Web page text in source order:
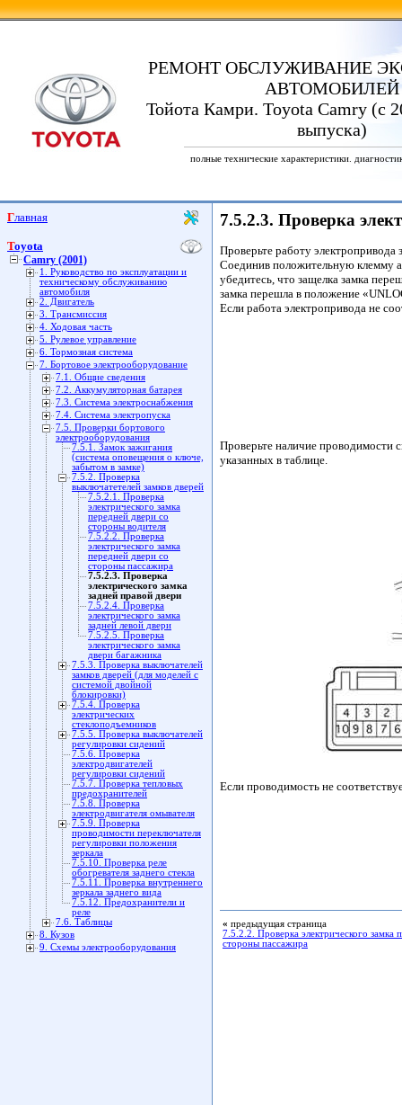
РЕМОНТ ОБСЛУЖИВАНИЕ
АВТОМОБИЛЕЙ
Тойота Камри. Toyota Camry (с
выпуска)
полные технические характеристики.
Главная
Toyota
Camry (2001)
1. Руководство по эксплуатации и
техническому обслуживанию
автомобиля
2. Двигатель
3. Трансмиссия
4. Ходовая часть
5. Рулевое управление
6. Тормозная система
7. Бортовое электрооборудование
7.1. Общие сведения
7.2. Аккумуляторная батарея
7.3. Система электроснабжения
7.4. Система электропуска
7.5. Проверки бортового
электрооборудования
7.5.1. Замок зажигания
(система оповещения о ключе,
забытом в замке)
7.5.2. Проверка
выключатетелей замков дверей
7.5.2.1. Проверка
электрического замка
передней двери со
стороны водителя
7.5.2.2. Проверка
электрического замка
передней двери со
стороны пассажира
7.5.2.3. Проверка
электрического замка
задней правой двери
7.5.2.4. Проверка
электрического замка
задней левой двери
7.5.2.5. Проверка
электрического замка
двери багажника
7.5.3. Проверка выключателей
замков дверей (для моделей с
системой двойной
блокировки)
7.5.4. Проверка
электрических
стеклоподъемников
7.5.5. Проверка выключателей
регулировки сидений
7.5.6. Проверка
электродвигателей
регулировки сидений
7.5.7. Проверка тепловых
предохранителей
7.5.8. Проверка
электродвигателя омывателя
7.5.9. Проверка
проводимости переключателя
регулировки положения
зеркала
7.5.10. Проверка реле
обогревателя заднего стекла
7.5.11. Проверка внутреннего
зеркала заднего вида
7.5.12. Предохранители и
реле
7.6. Таблицы
8. Кузов
9. Схемы электрооборудования
7.5.2.3. Проверка
Проверьте работу электропривода
Соединив положительную клемму
убедитесь, что защелка замка
замка перешла в положение
Если работа электропривода не
Проверьте наличие проводимости
указанных в таблице.
Если проводимость не
« предыдущая страница
7.5.2.2. Проверка электрического замка
стороны пассажира